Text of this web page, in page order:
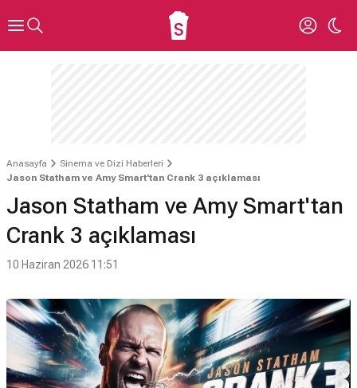
Anasayfa
Sinema ve Dizi Haberleri
Jason Statham ve Amy Smart'tan Crank 3 açıklaması
Jason Statham ve Amy Smart'tan
Crank 3 açıklaması
10 Haziran 2026 11:51